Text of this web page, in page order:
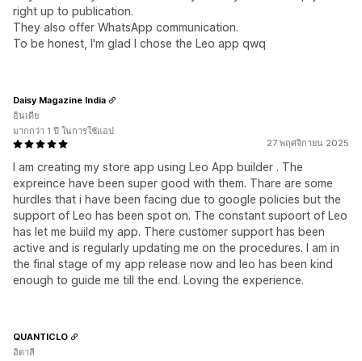
right up to publication.
They also offer WhatsApp communication.
To be honest, I'm glad I chose the Leo app qwq
27 พฤศจิกายน 2025
I am creating my store app using Leo App builder . The
expreince have been super good with them. Thare are some
hurdles that i have been facing due to google policies but the
support of Leo has been spot on. The constant supoort of Leo
has let me build my app. There customer support has been
active and is regularly updating me on the procedures. I am in
the final stage of my app release now and leo has been kind
enough to guide me till the end. Loving the experience.
Daisy Magazine India
อินเดีย
มากกว่า 1 ปี ในการใช้แอป
QUANTICLO
อิตาลี